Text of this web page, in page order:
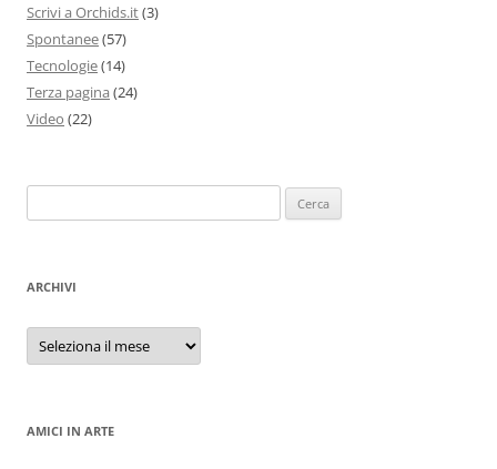
Scrivi a Orchids.it(3)
Spontanee(57)
Tecnologie(14)
Terza pagina (24)
Video (22)
per:
ARCHIVI
Archivi
AMICI IN ARTE